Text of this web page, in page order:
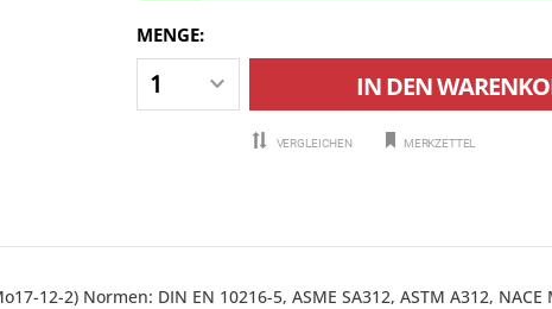
MENGE:
IN DEN
VERGLEICHEN MERKZETTEL
12-2) Normen: DIN EN 10216-5, ASME SA312, ASTM A312, NACE